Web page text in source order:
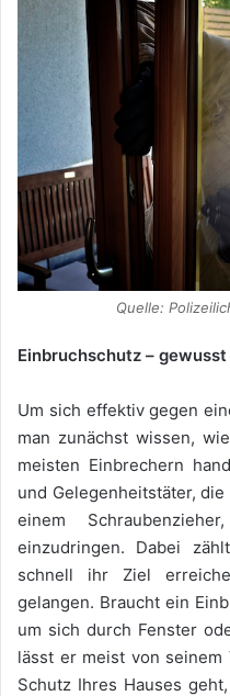
Quelle:
Einbruchschutz –
Um sich effektiv gegen
man zunächst wissen,
meisten Einbrechern
und Gelegenheitstäter,
einem
einzudringen. Dabei
schnell ihr Ziel
gelangen. Braucht ein
um sich durch Fenster
lässt er meist von seinem
Schutz Ihres Hauses